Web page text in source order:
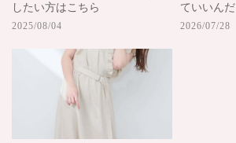
したい方はこちら
2025/08/04
ていいんだ
2026/07/28